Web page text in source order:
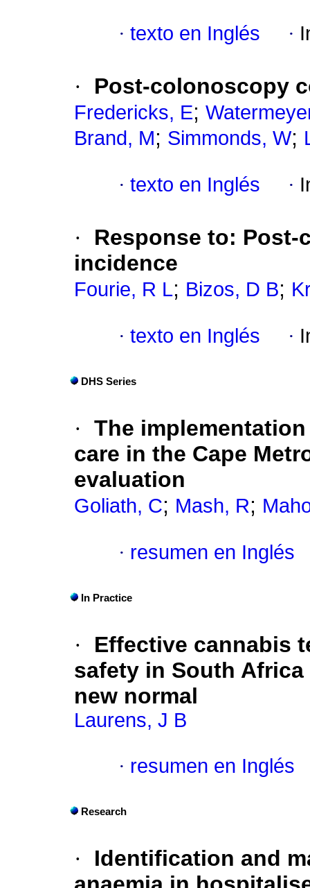
· texto en Inglés ·
· Post-colonoscopy
Fredericks, E;
Brand, M; Simmonds, W;
· texto en Inglés ·
·
Response to:
incidence
Fourie, R L; Bizos, D B;
· texto en Inglés ·
DHS Series
· The
care in the Cape
evaluation
Goliath, C; Mash, R;
· resumen en Inglés
In Practice
·
Effective cannabis
safety in South
new normal
Laurens, J B
· resumen en Inglés
Research
·
Identification and